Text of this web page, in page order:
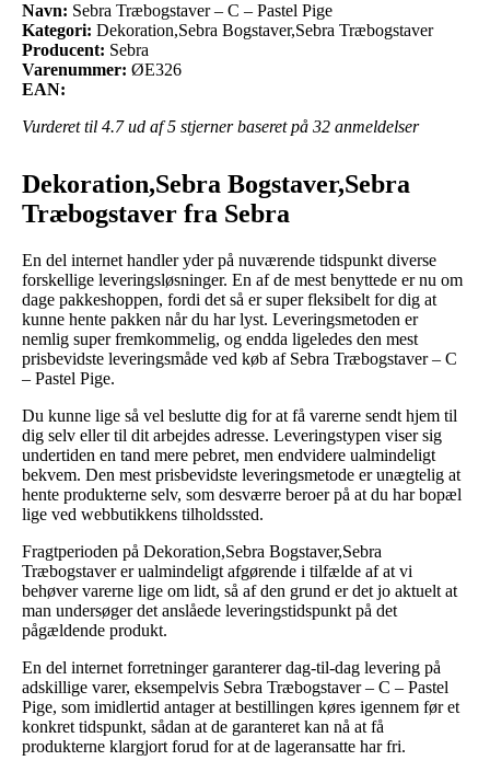
Navn: Sebra Træbogstaver – C – Pastel Pige
Kategori: Dekoration,Sebra Bogstaver,Sebra Træbogstaver
Producent: Sebra
Varenummer: ØE326
EAN:
Vurderet til 4.7ud af 5 stjerner baseret på 32 anmeldelser
Dekoration,Sebra Bogstaver,Sebra
Træbogstaver fra Sebra
En del internet handler yder på nuværende tidspunkt diverse
forskellige leveringsløsninger. En af de mest benyttede er nu om
dage pakkeshoppen, fordi det så er super fleksibelt for dig at
kunne hente pakken når du har lyst. Leveringsmetoden er
nemlig super fremkommelig, og endda ligeledes den mest
prisbevidste leveringsmåde ved køb af Sebra Træbogstaver – C
– Pastel Pige.
Du kunne lige så vel beslutte dig for at få varerne sendt hjem til
dig selv eller til dit arbejdes adresse. Leveringstypen viser sig
undertiden en tand mere pebret, men endvidere ualmindeligt
bekvem. Den mest prisbevidste leveringsmetode er unægtelig at
hente produkterne selv, som desværre beroer på at du har bopæl
lige ved webbutikkens tilholdssted.
Fragtperioden på Dekoration,Sebra Bogstaver,Sebra
Træbogstaver er ualmindeligt afgørende i tilfælde af at vi
behøver varerne lige om lidt, så af den grund er det jo aktuelt at
man undersøger det anslåede leveringstidspunkt på det
pågældende produkt.
En del internet forretninger garanterer dag-til-dag levering på
adskillige varer, eksempelvis Sebra Træbogstaver – C – Pastel
Pige, som imidlertid antager at bestillingen køres igennem før et
konkret tidspunkt, sådan at de garanteret kan nå at få
produkterne klargjort forud for at de lageransatte har fri.